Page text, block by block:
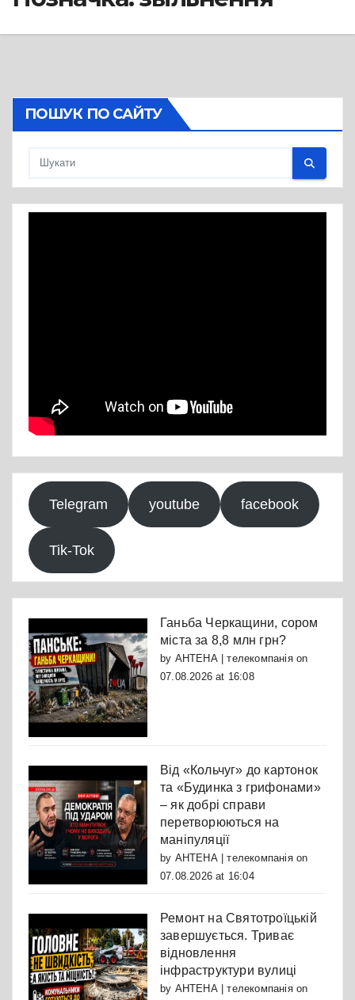
ПОШУК ПО САЙТУ
Telegram youtube facebook
Tik-Tok
Ганьба Черкащини, сором
міста за 8,8 млн грн?
by АНТЕНА | телекомпаніяon
07.08.2026 at 16:08
Від «Кольчуг» до картонок
та «Будинка з грифонами»
– як добрі справи
перетворюються на
маніпуляції
by АНТЕНА | телекомпаніяon
07.08.2026 at 16:04
Ремонт на Святотроїцькій
завершується. Триває
відновлення
інфраструктури вулиці
by АНТЕНА | телекомпаніяon